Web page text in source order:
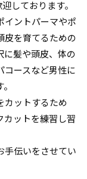
しております。
イントパーマやポ
皮を育てるための
に髪や頭皮、体の
コースなど男性に
カットするため
カットを練習し習
手伝いをさせてい